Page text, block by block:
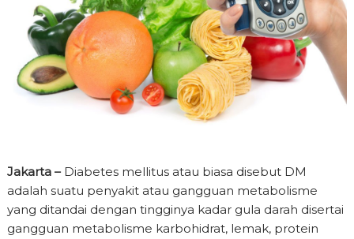
Jakarta –Diabetes mellitus atau biasa disebut DM
adalah suatu penyakit atau gangguan metabolisme
yang ditandai dengan tingginya kadar gula darah disertai
gangguan metabolisme karbohidrat, lemak, protein